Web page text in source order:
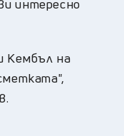
интересно
Кембъл на